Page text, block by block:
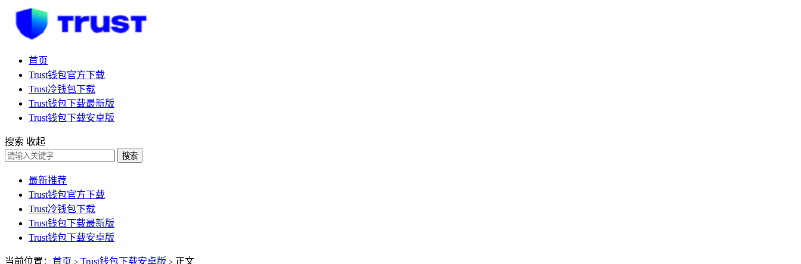
首页
Trust钱包官方下载
Trust冷钱包下载
Trust钱包下载最新版
Trust钱包下载安卓版
搜索 收起
搜索
最新推荐
Trust钱包官方下载
Trust冷钱包下载
Trust钱包下载最新版
Trust钱包下载安卓版
当前位置： 首页 > Trust钱包下载安卓版 > 正文